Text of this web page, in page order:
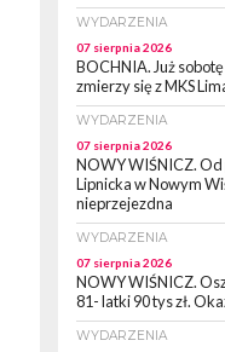
WYDARZENIA
07 sierpnia 2026
BOCHNIA. Już
zmierzy się z MKS
WYDARZENIA
07 sierpnia 2026
NOWY WIŚNICZ. Od
Lipnicka w Nowym
nieprzejezdna
WYDARZENIA
07 sierpnia 2026
NOWY WIŚNICZ.
81- latki 90 tys zł.
WYDARZENIA